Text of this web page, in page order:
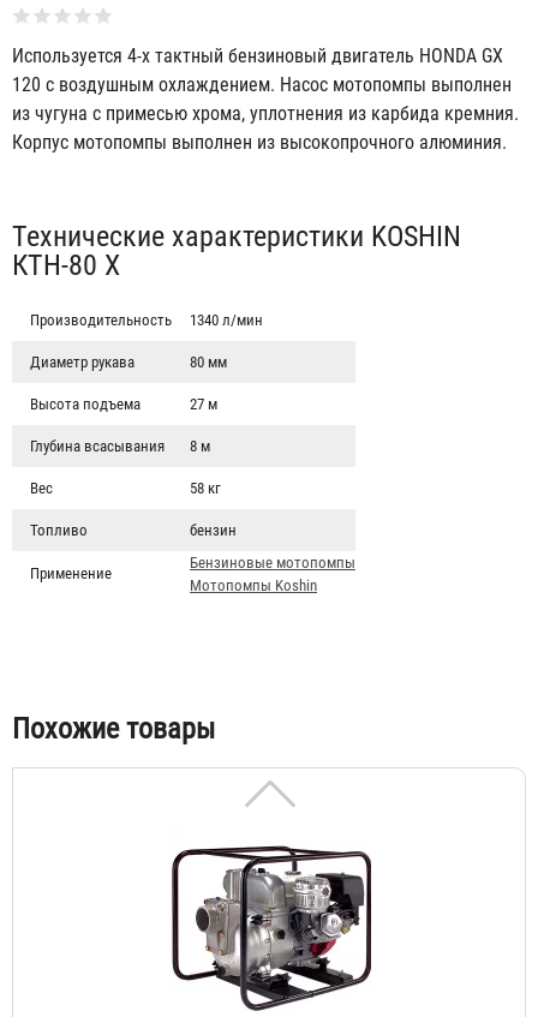
Используется 4-х тактный бензиновый двигатель HONDA GX
120 с воздушным охлаждением. Насос мотопомпы выполнен
из чугуна с примесью хрома, уплотнения из карбида кремния.
Корпус мотопомпы выполнен из высокопрочного алюминия.
Табы
Технические характеристики KOSHIN
КТН-80 Х
Производительность 1340 л/мин
Диаметр рукава 80 мм
Высота подъема 27 м
Глубина всасывания 8 м
Вес 58 кг
Топливо бензин
Применение
Бензиновые мотопомпы
Мотопомпы Koshin
Похожие товары
295 870 ₽
KOSHIN KTH-100 X
665 707 ₽